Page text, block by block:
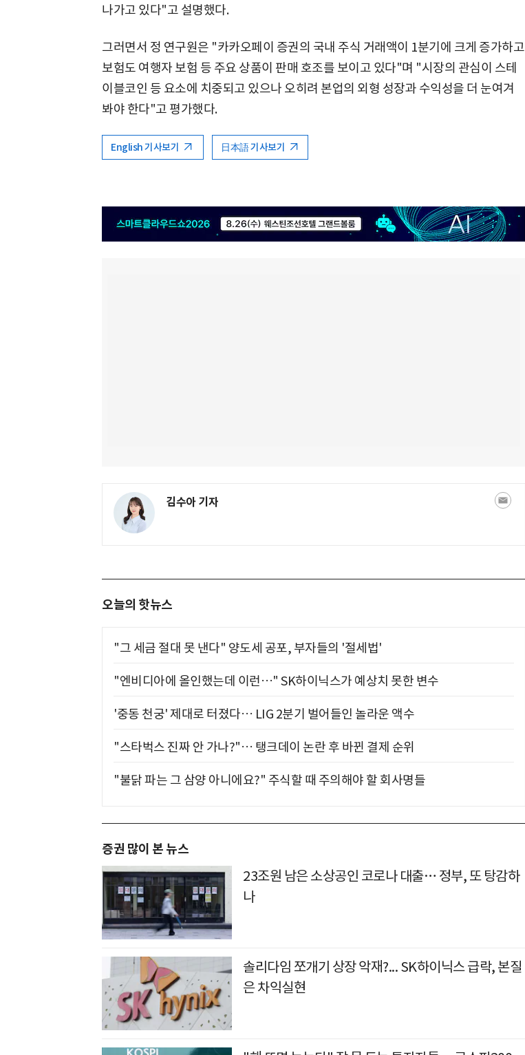
나가고 있다"고 설명했다.
그러면서 정 연구원은 "카카오페이 증권의 국내 주식 거래액이 1분기에 크게 증가하고
보험도 여행자 보험 등 주요 상품이 판매 호조를 보이고 있다"며 "시장의 관심이 스테
이블코인 등 요소에 치중되고 있으나 오히려 본업의 외형 성장과 수익성을 더 눈여겨
봐야 한다"고 평가했다.
English 기사보기 日本語 기사보기
김수아 기자
오늘의 핫뉴스
"그 세금 절대 못 낸다" 양도세 공포, 부자들의 '절세법'
"엔비디아에 올인했는데 이런…" SK하이닉스가 예상치 못한 변수
'중동 천궁' 제대로 터졌다… LIG 2분기 벌어들인 놀라운 액수
"스타벅스 진짜 안 가나?"… 탱크데이 논란 후 바뀐 결제 순위
"불닭 파는 그 삼양 아니에요?" 주식할 때 주의해야 할 회사명들
증권 많이 본 뉴스
23조원 남은 소상공인 코로나 대출… 정부, 또 탕감하
나
솔리다임 쪼개기 상장 악재?... SK하이닉스 급락, 본질
은 차익실현